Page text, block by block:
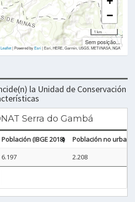
−
1 km
Sem posição...
Leaflet| Powered byEsri|Esri, HERE, Garmin, USGS, METI/NASA, NGA
la Unidad de Conservación
Serra do Gambá
Población (IBGE 2018)
Población no urbana
6.197 2.208